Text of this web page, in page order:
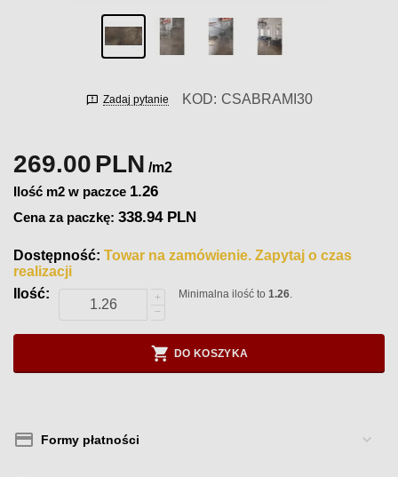
Zadaj pytanie KOD: CSABRAMI30
269.00PLN /m2
Ilość m2 w paczce 1.26
Cena za paczkę:338.94 PLN
Dostępność: Towar na zamówienie. Zapytaj o czas
realizacji
Ilość:
+
−
Minimalna ilość to1.26.
DO KOSZYKA
Formy płatności